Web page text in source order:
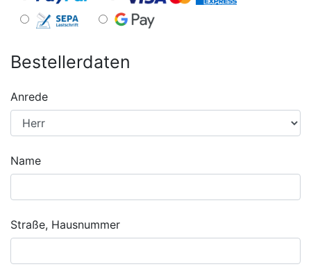
Bestellerdaten
Anrede
Name
Straße, Hausnummer